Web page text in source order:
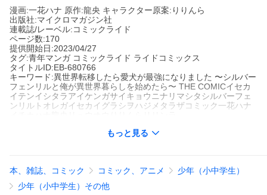
漫画:一花ハナ 原作:龍央 キャラクター原案:りりんら
出版社:マイクロマガジン社
連載誌/レーベル:コミックライド
ページ数:170
提供開始日:2023/04/27
タグ:青年マンガ コミックライド ライドコミックス
タイトルID:EB-680766
キーワード:異世界転移したら愛犬が最強になりました 〜シルバー
フェンリルと俺が異世界暮らしを始めたら〜 THE COMICイセカ
イテンイシタラアイケンガサイキョウニナリマシタシルバーフェ
ンリルトオレガイセカイグラシヲハジメタラザコミック一花ハナ
※当ストアの商品は、アプリでは購入できません。
青年マンガ
コミックライド ライドコミックス
シルバーフェンリルへの思いを語るクレア。タクミや護衛の手を
借りながら、ついにクレアの願いは果たされる――。しかし、そ
もっと見る
本、雑誌、コミック コミック、アニメ
少年（小中学生）
少年（小中学生）その他